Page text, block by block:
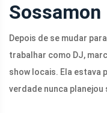
Sossamon
Depois de se mudar
trabalhar como DJ,
show locais. Ela estava
verdade nunca